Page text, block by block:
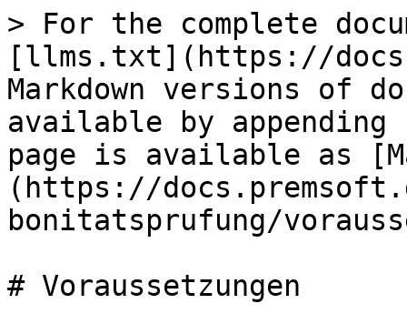
> For the complete
[llms.txt](https://
Markdown versions of
available by
page is available as
(https://
bonitatsprufung/
# Voraussetzungen